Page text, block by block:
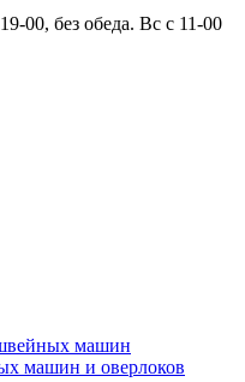
00, без обеда. Вс с 11-00
машин
машин и оверлоков